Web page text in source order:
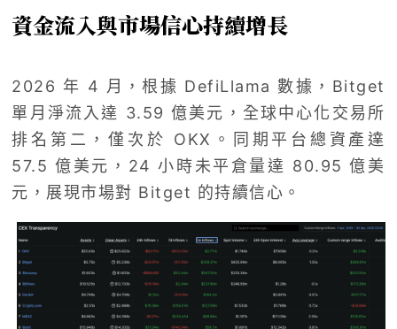
資金流入與市場信心持續增長
2026 年 4 月，根據 DefiLlama 數據，Bitget
單月淨流入達 3.59 億美元，全球中心化交易所
排名第二，僅次於 OKX。同期平台總資產達
57.5 億美元，24 小時未平倉量達 80.95 億美
元，展現市場對 Bitget 的持續信心。